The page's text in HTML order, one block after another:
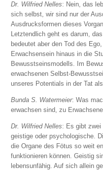
Dr. Wilfried Nelles: Nein, das
sich selbst, wir sind nur der
Ausdrucksformen dieses
Letztendlich geht es darum,
bedeutet aber den Tod des
Erwachsensein hinaus in die
Bewusstseinsmodells. Im
erwachsenen Selbst-
unseres Potentials in der Tat
Bunda S. Watermeier: Was
erwachsen sind, zu
Dr. Wilfried Nelles: Es gibt zwei
geistige oder psychologische.
die Organe des Fötus so weit
funktionieren können. Geistig
lebensunfähig. Auf sich allein